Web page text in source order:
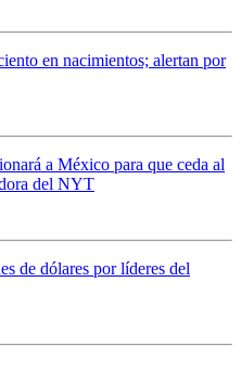
en nacimientos; alertan por
a México para que ceda al
del NYT
de dólares por líderes del